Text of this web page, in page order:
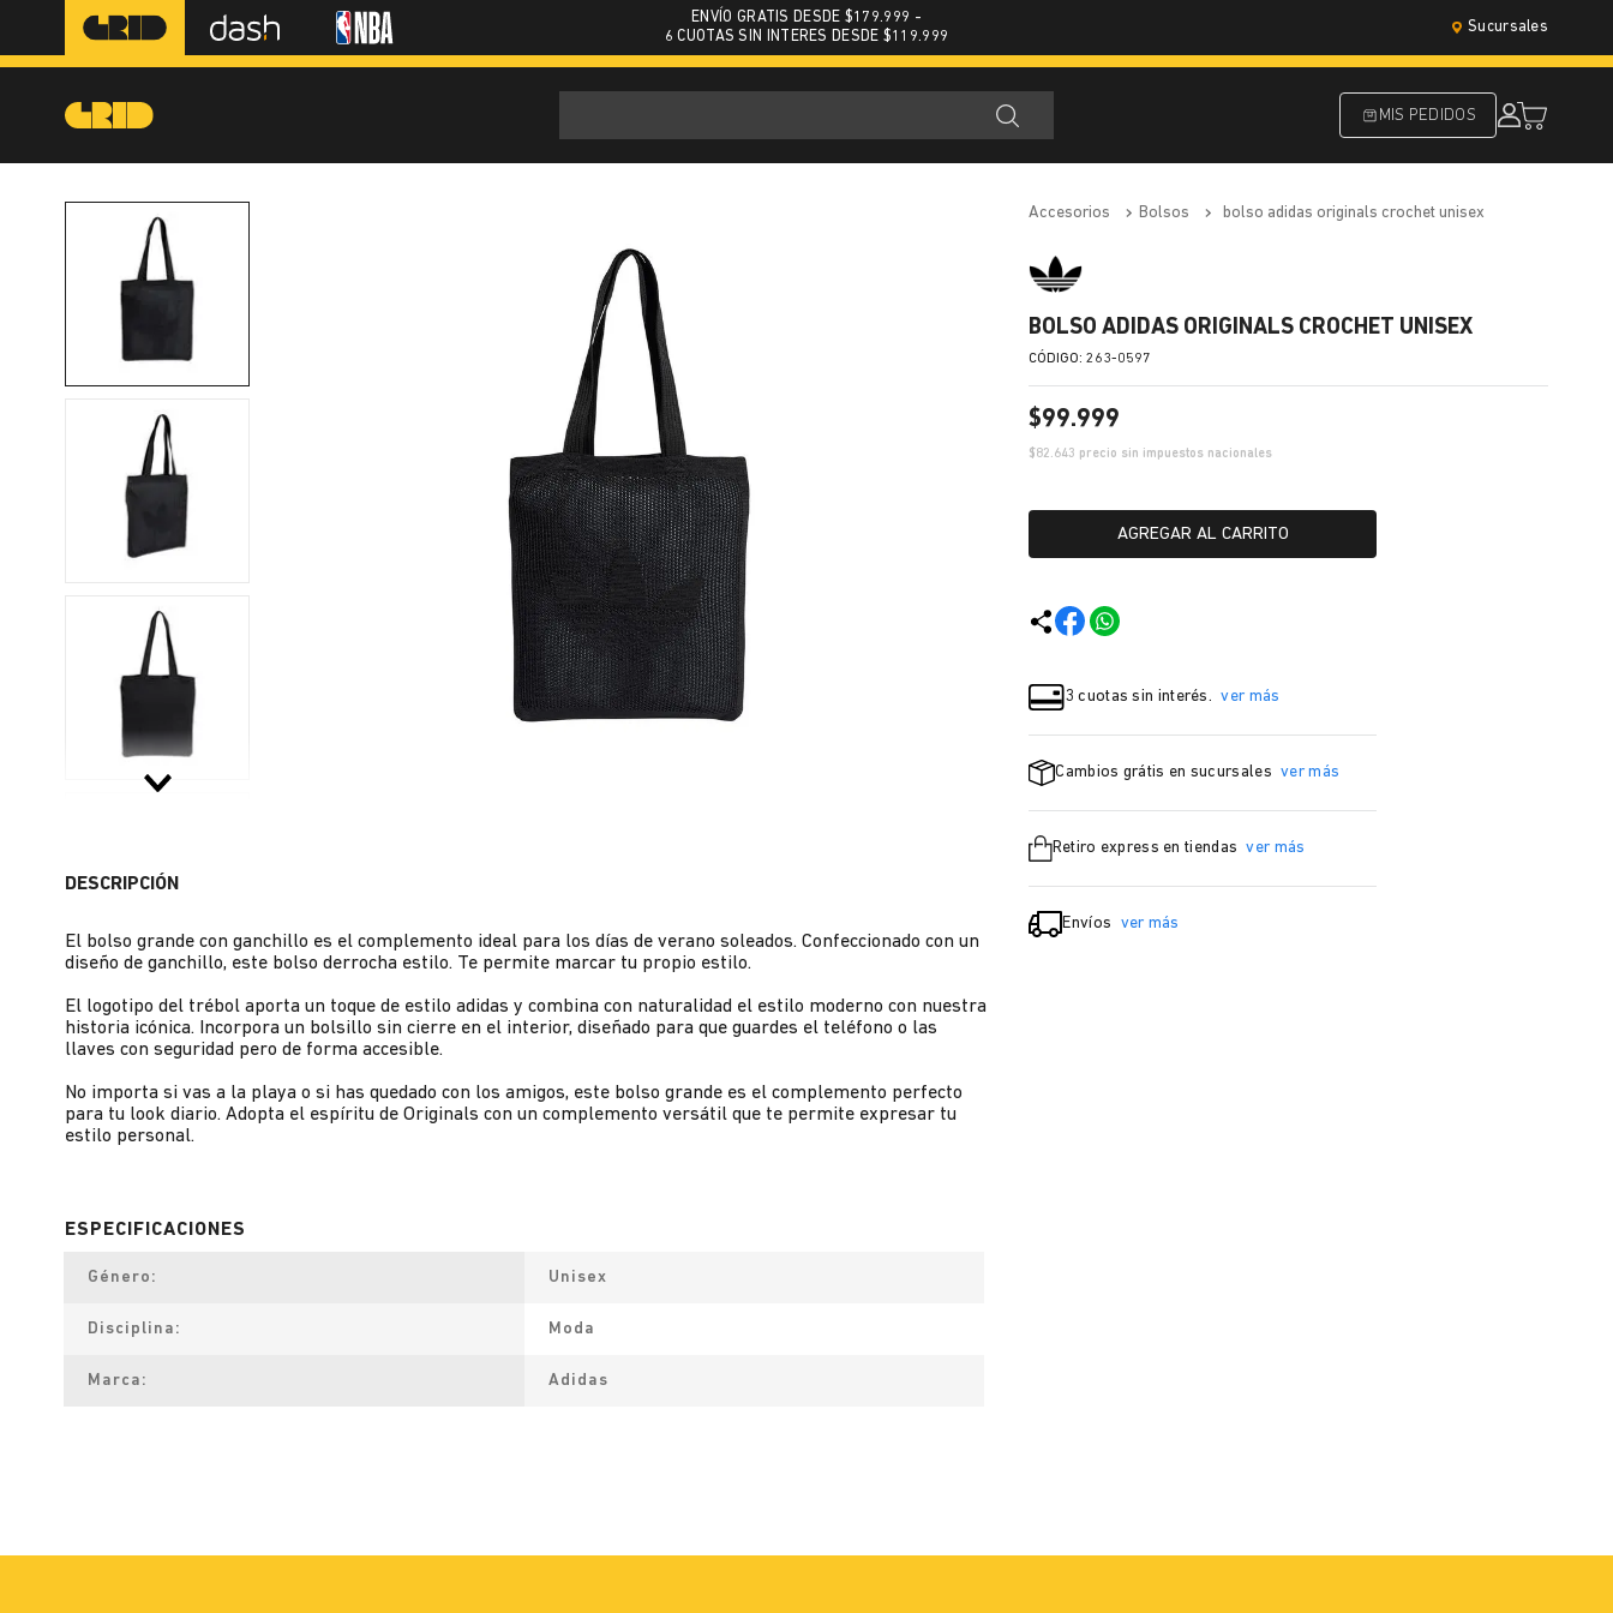
ENVÍO GRATIS DESDE $179.999 -
6 CUOTAS SIN INTERES DESDE $119.999
Sucursales
MIS PEDIDOS
DESCRIPCIÓN
El bolso grande con ganchillo es el complemento ideal para los días de verano soleados. Confeccionado con un
diseño de ganchillo, este bolso derrocha estilo. Te permite marcar tu propio estilo.
El logotipo del trébol aporta un toque de estilo adidas y combina con naturalidad el estilo moderno con nuestra
historia icónica. Incorpora un bolsillo sin cierre en el interior, diseñado para que guardes el teléfono o las
llaves con seguridad pero de forma accesible.
No importa si vas a la playa o si has quedado con los amigos, este bolso grande es el complemento perfecto
para tu look diario. Adopta el espíritu de Originals con un complemento versátil que te permite expresar tu
estilo personal.
Género Unisex
Disciplina Moda
Marca Adidas
accesorios bolsos bolso adidas originals crochet unisex
BOLSO ADIDAS ORIGINALS CROCHET UNISEX
:263-0597
$99.999
$82.643 precio sin impuestos nacionales
AGREGAR AL CARRITO
3 cuotas sin interés. ver más
Cambios grátis en sucursales ver más
Retiro express en tiendas ver más
Envíos ver más